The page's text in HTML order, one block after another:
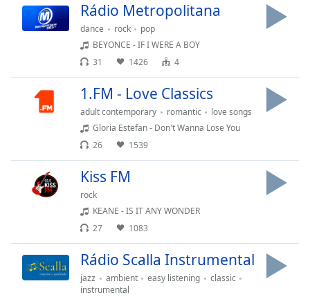
Beginning
cancel
window.
Rádio Metropolitana
dance rock
pop
BEYONCE - IF I WERE A BOY
31
1426 4
1.FM - Love Classics
adult contemporary romantic
love songs
Gloria Estefan - Don't Wanna Lose You
26
1539
Kiss FM
rock
KEANE - IS IT ANY WONDER
27
1083
Rádio Scalla Instrumental
jazz ambient easy listening
classic
instrumental